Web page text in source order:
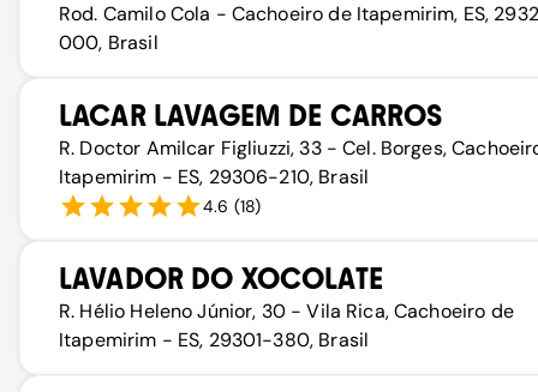
Rod. Camilo Cola - Cachoeiro de Itapemirim, ES,
000, Brasil
LACAR LAVAGEM DE CARROS
R. Doctor Amilcar Figliuzzi, 33 - Cel. Borges,
Itapemirim - ES, 29306-210, Brasil
4.6 (18)
LAVADOR DO XOCOLATE
R. Hélio Heleno Júnior, 30 - Vila Rica, Cachoeiro de
Itapemirim - ES, 29301-380, Brasil